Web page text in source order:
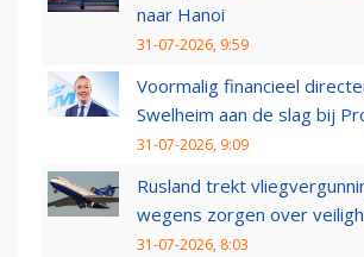
naar Hanoi
31-07-2026, 9:59
Voormalig financieel
Swelheim aan de slag bij
31-07-2026, 9:09
Rusland trekt
wegens zorgen over
31-07-2026, 8:03